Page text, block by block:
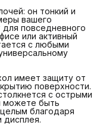
он тонкий и
вашего
повседневного
или активный
с любыми
имеет защиту от
поверхности.
с острыми
можете быть
благодаря
дисплея.